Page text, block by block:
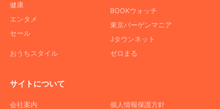
健康
エンタメ
セール
おうちスタイル
BOOKウォッチ
東京バーゲンマニア
Jタウンネット
ゼロまる
サイトについて
会社案内 個人情報保護方針